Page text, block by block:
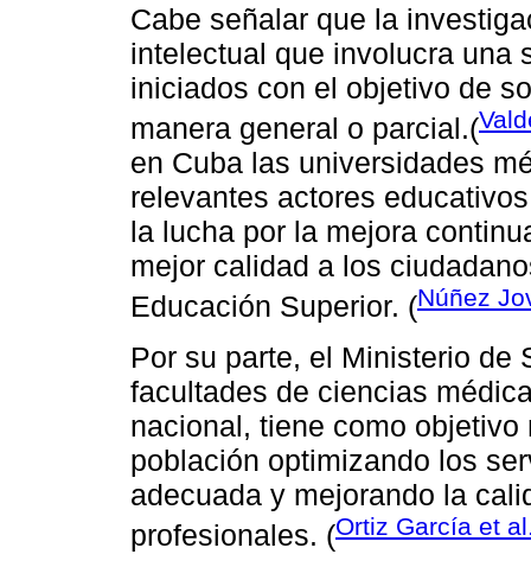
Cabe señalar que la
intelectual que involucra una
iniciados con el objetivo de
manera general o parcial.(
en Cuba las universidades
relevantes actores
la lucha por la mejora
mejor calidad a los
Educación Superior. (Núñez
Por su parte, el Ministerio de
facultades de ciencias
nacional, tiene como
población optimizando los
adecuada y mejorando la
profesionales. (Ortiz García et